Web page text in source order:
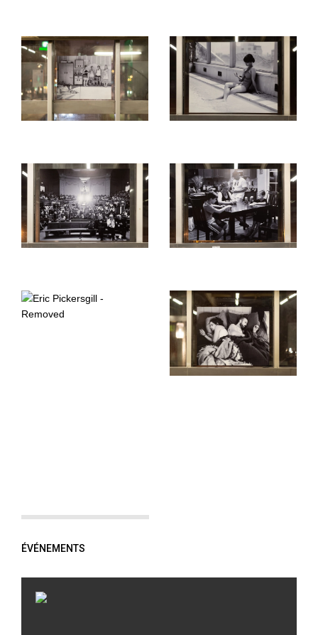
ÉVÉNEMENTS